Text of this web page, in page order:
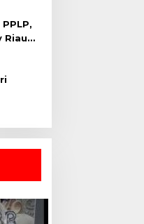
Riau